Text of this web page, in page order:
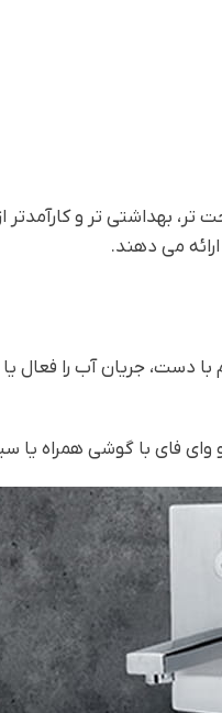
بهداشتی تر و کارآمدتر
می دهند.
دست، جریان آب را
فای با گوشی همراه یا